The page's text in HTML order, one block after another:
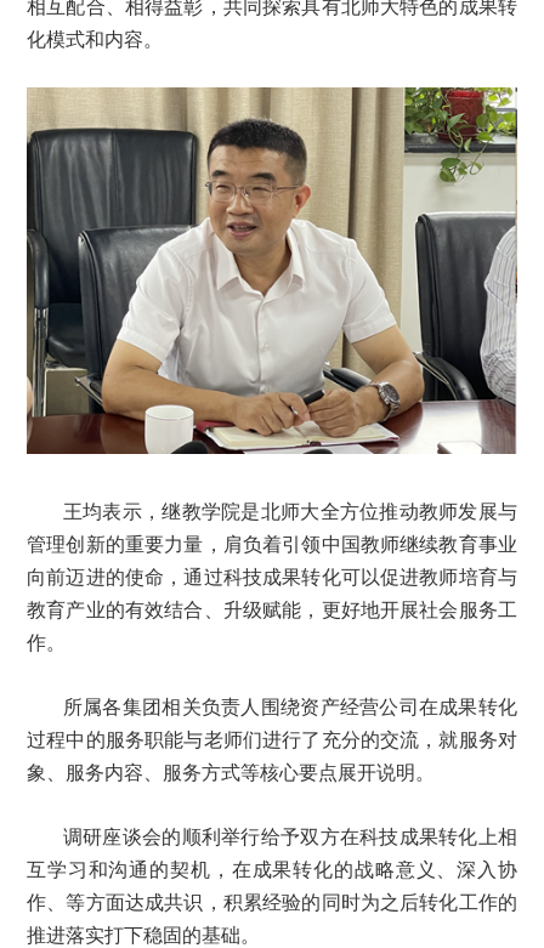
相互配合、相得益彰，共同探索具有北师大特色的成果转
化模式和内容。
王均表示，继教学院是北师大全方位推动教师发展与
管理创新的重要力量，肩负着引领中国教师继续教育事业
向前迈进的使命，通过科技成果转化可以促进教师培育与
教育产业的有效结合、升级赋能，更好地开展社会服务工
作。
所属各集团相关负责人围绕资产经营公司在成果转化
过程中的服务职能与老师们进行了充分的交流，就服务对
象、服务内容、服务方式等核心要点展开说明。
调研座谈会的顺利举行给予双方在科技成果转化上相
互学习和沟通的契机，在成果转化的战略意义、深入协
作、等方面达成共识，积累经验的同时为之后转化工作的
推进落实打下稳固的基础。